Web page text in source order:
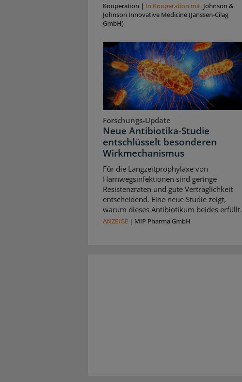
Kooperation | In Kooperation mit: Johnson &
Johnson Innovative Medicine (Janssen-Cilag
GmbH)
Forschungs-Update
Neue Antibiotika-Studie
entschlüsselt besonderen
Wirkmechanismus
Für die Langzeitprophylaxe von
Harnwegsinfektionen sind geringe
Resistenzraten und gute Verträglichkeit
entscheidend. Eine neue Studie zeigt,
warum dieses Antibiotikum beides erfüllt.
ANZEIGE | MIP Pharma GmbH